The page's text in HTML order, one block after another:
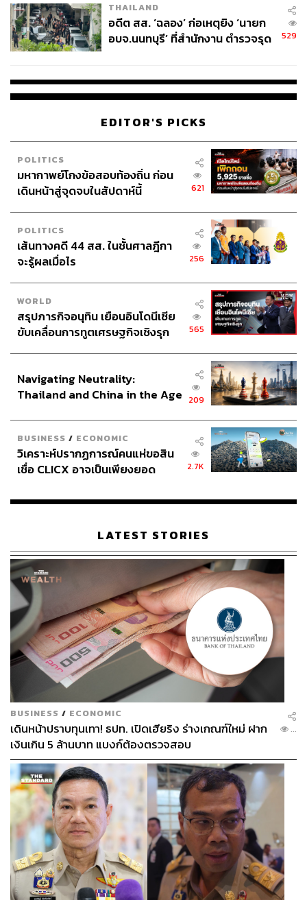
THAILAND
อดีต สส. ‘ฉลอง’ ก่อเหตุยิง ‘นายก
อบจ.นนทบุรี’ ที่สำนักงาน ตำรวจรุด
529
EDITOR'S PICKS
POLITICS
มหากาพย์โกงข้อสอบท้องถิ่น ก่อน
เดินหน้าสู่จุดจบในสัปดาห์นี้
621
POLITICS
เส้นทางคดี 44 สส. ในชั้นศาลฎีกา
จะรู้ผลเมื่อไร
256
WORLD
สรุปภารกิจอนุทิน เยือนอินโดนีเซีย
ขับเคลื่อนการทูตเศรษฐกิจเชิงรุก
565
Navigating Neutrality:
Thailand and China in the Age
209
BUSINESS / ECONOMIC
วิเคราะห์ปรากฏการณ์คนแห่ขอสิน
เชื่อ CLICX อาจเป็นเพียงยอด
เรือนไทยที่ถูกซุกไว้
2.7K
LATEST STORIES
BUSINESS / ECONOMIC
เดินหน้าปราบทุนเทา! ธปท. เปิดเฮียริง ร่างเกณฑ์ใหม่ ฝาก
เงินเกิน 5 ล้านบาท แบงก์ต้องตรวจสอบ
...